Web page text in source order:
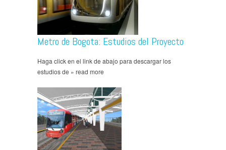
Metro de Bogota: Estudios del Proyecto
Haga click en el link de abajo para descargar los
estudios de » read more